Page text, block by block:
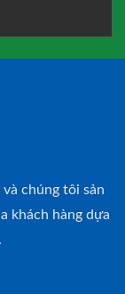
chúng tôi sản
khách hàng dựa